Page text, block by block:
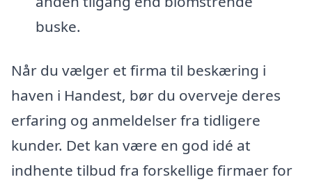
buske.
Når du vælger et firma til beskæring i
haven i Handest, bør du overveje deres
erfaring og anmeldelser fra tidligere
kunder. Det kan være en god idé at
indhente tilbud fra forskellige firmaer for